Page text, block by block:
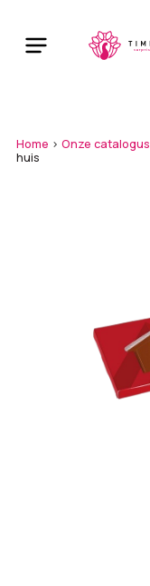
main
Home > Onze catalogus
huis